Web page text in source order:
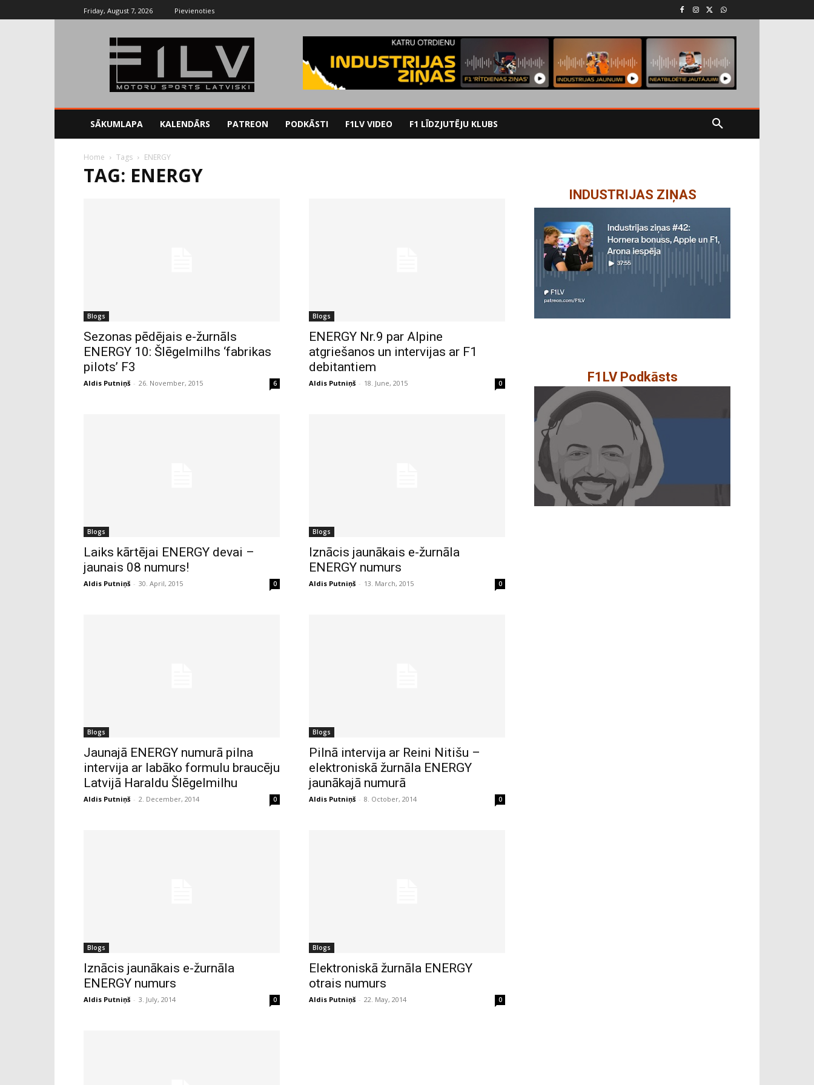
Friday, August 7, 2026 Pievienoties
SĀKUMLAPA KALENDĀRS PATREON PODKĀSTI F1LV VIDEO F1 LĪDZJUTĒJU KLUBS
Home Tags ENERGY
TAG: ENERGY
Blogs
Sezonas pēdējais e-žurnāls
ENERGY 10: Šlēgelmilhs ‘fabrikas
pilots’ F3
Aldis Putniņš - 26. November, 2015 6
Blogs
ENERGY Nr.9 par Alpine
atgriešanos un intervijas ar F1
debitantiem
Aldis Putniņš - 18. June, 2015 0
Blogs
Laiks kārtējai ENERGY devai –
jaunais 08 numurs!
Aldis Putniņš - 30. April, 2015 0
Blogs
Iznācis jaunākais e-žurnāla
ENERGY numurs
Aldis Putniņš - 13. March, 2015 0
Blogs
Jaunajā ENERGY numurā pilna
intervija ar labāko formulu braucēju
Latvijā Haraldu Šlēgelmilhu
Aldis Putniņš - 2. December, 2014 0
Blogs
Pilnā intervija ar Reini Nitišu –
elektroniskā žurnāla ENERGY
jaunākajā numurā
Aldis Putniņš - 8. October, 2014 0
Blogs
Iznācis jaunākais e-žurnāla
ENERGY numurs
Aldis Putniņš - 3. July, 2014 0
Blogs
Elektroniskā žurnāla ENERGY
otrais numurs
Aldis Putniņš - 22. May, 2014 0
INDUSTRIJAS ZIŅAS
F1LV Podkāsts